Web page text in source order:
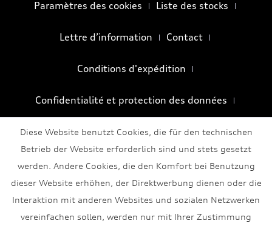
Paramètres des cookies Liste des stocks
Lettre d’information Contact
Conditions d'expédition
Confidentialité et protection des données
Conditions générales Mentions légales
Diese Website benutzt Cookies, die für den technischen
Betrieb der Website erforderlich sind und stets gesetzt
werden. Andere Cookies, die den Komfort bei Benutzung
dieser Website erhöhen, der Direktwerbung dienen oder die
Interaktion mit anderen Websites und sozialen Netzwerken
vereinfachen sollen, werden nur mit Ihrer Zustimmung